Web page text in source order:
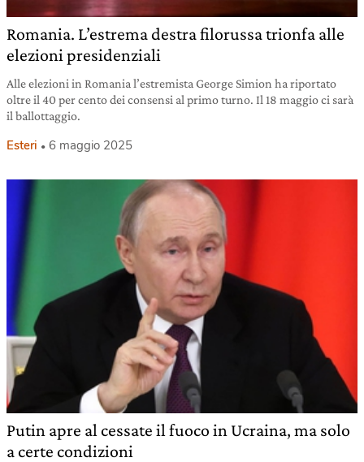
Romania. L’estrema destra filorussa trionfa alle
elezioni presidenziali
Alle elezioni in Romania l’estremista George Simion ha riportato
oltre il 40 per cento dei consensi al primo turno. Il 18 maggio ci sarà
il ballottaggio.
Esteri 6 maggio 2025
Putin apre al cessate il fuoco in Ucraina, ma solo
a certe condizioni